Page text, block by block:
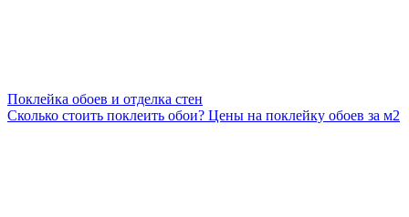
Поклейка обоев и отделка стен
Сколько стоить поклеить обои? Цены на поклейку обоев за м2